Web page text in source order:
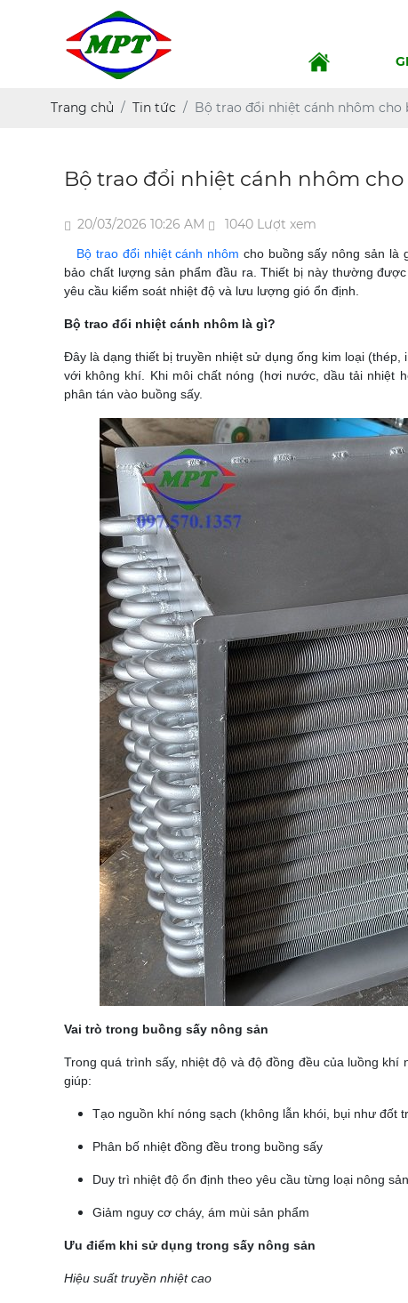
Trang chủ Tin tức Bộ trao đổi nhiệt cánh nhôm cho
Bộ trao đổi nhiệt cánh nhôm
20/03/2026 10:26 AM 1040 Lượt xem
Bộ trao đổi nhiệt cánh nhôm cho buồng sấy nông sản là
bảo chất lượng sản phẩm đầu ra. Thiết bị này thường
yêu cầu kiểm soát nhiệt độ và lưu lượng gió ổn định.
Bộ trao đổi nhiệt cánh nhôm là gì?
Đây là dạng thiết bị truyền nhiệt sử dụng ống kim loại
với không khí. Khi môi chất nóng (hơi nước, dầu tải nhiệt
phân tán vào buồng sấy.
Vai trò trong buồng sấy nông sản
Trong quá trình sấy, nhiệt độ và độ đồng đều của luồng
giúp:
Tạo nguồn khí nóng sạch (không lẫn khói, bụi như đốt
Phân bố nhiệt đồng đều trong buồng sấy
Duy trì nhiệt độ ổn định theo yêu cầu từng loại nông sản
Giảm nguy cơ cháy, ám mùi sản phẩm
Ưu điểm khi sử dụng trong sấy nông sản
Hiệu suất truyền nhiệt cao